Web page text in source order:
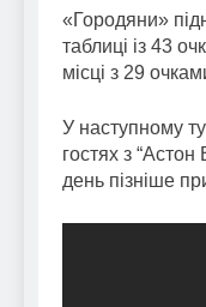
«Городяни»
таблиці із 43
місці з 29
У наступному
гостях з “Астон
день пізніше